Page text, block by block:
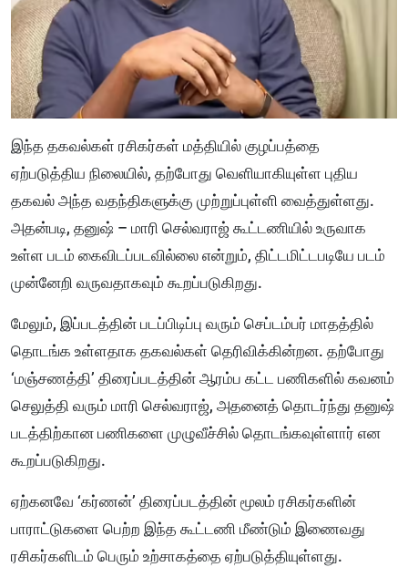
இந்த தகவல்கள் ரசிகர்கள் மத்தியில் குழப்பத்தை
ஏற்படுத்திய நிலையில், தற்போது வெளியாகியுள்ள புதிய
தகவல் அந்த வதந்திகளுக்கு முற்றுப்புள்ளி வைத்துள்ளது.
அதன்படி, தனுஷ் – மாரி செல்வராஜ் கூட்டணியில் உருவாக
உள்ள படம் கைவிடப்படவில்லை என்றும், திட்டமிட்டபடியே படம்
முன்னேறி வருவதாகவும் கூறப்படுகிறது.
மேலும், இப்படத்தின் படப்பிடிப்பு வரும் செப்டம்பர் மாதத்தில்
தொடங்க உள்ளதாக தகவல்கள் தெரிவிக்கின்றன. தற்போது
‘மஞ்சணத்தி’ திரைப்படத்தின் ஆரம்ப கட்ட பணிகளில் கவனம்
செலுத்தி வரும் மாரி செல்வராஜ், அதனைத் தொடர்ந்து தனுஷ்
படத்திற்கான பணிகளை முழுவீச்சில் தொடங்கவுள்ளார் என
கூறப்படுகிறது.
ஏற்கனவே ‘கர்ணன்’ திரைப்படத்தின் மூலம் ரசிகர்களின்
பாராட்டுகளை பெற்ற இந்த கூட்டணி மீண்டும் இணைவது
ரசிகர்களிடம் பெரும் உற்சாகத்தை ஏற்படுத்தியுள்ளது.